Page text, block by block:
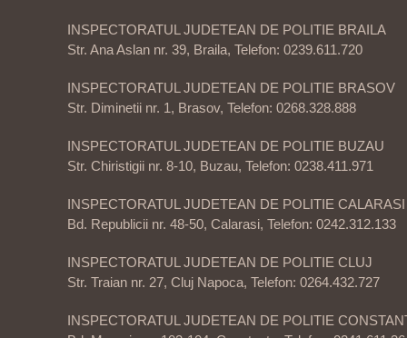
INSPECTORATUL JUDETEAN DE POLITIE BRAILA
Str. Ana Aslan nr. 39, Braila, Telefon: 0239.611.720
INSPECTORATUL JUDETEAN DE POLITIE BRASOV
Str. Diminetii nr. 1, Brasov, Telefon: 0268.328.888
INSPECTORATUL JUDETEAN DE POLITIE BUZAU
Str. Chiristigii nr. 8-10, Buzau, Telefon: 0238.411.971
INSPECTORATUL JUDETEAN DE POLITIE CALARASI
Bd. Republicii nr. 48-50, Calarasi, Telefon: 0242.312.133
INSPECTORATUL JUDETEAN DE POLITIE CLUJ
Str. Traian nr. 27, Cluj Napoca, Telefon: 0264.432.727
INSPECTORATUL JUDETEAN DE POLITIE